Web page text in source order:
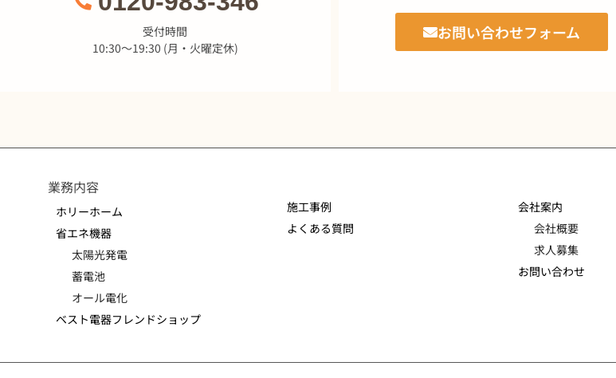
受付時間
10:30～19:30 (月・火曜定休)
お問い合わせフォーム
業務内容
ホリーホーム
省エネ機器
太陽光発電
蓄電池
オール電化
ベスト電器フレンドショップ
施工事例
よくある質問
会社案内
会社概要
求人募集
お問い合わせ